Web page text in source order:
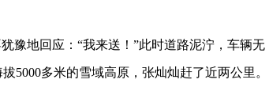
地回应：“我来送！”此时道路泥泞，车辆无
5000多米的雪域高原，张灿灿赶了近两公里。